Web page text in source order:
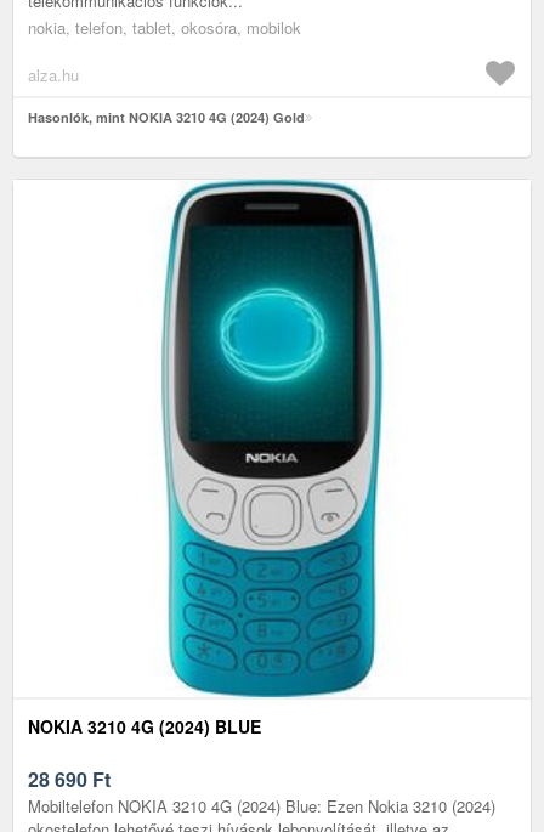
nokia, telefon, tablet, okosóra, mobilok
alza.hu
Hasonlók, mint NOKIA 3210 4G (2024) Gold
NOKIA 3210 4G (2024) BLUE
28 690 Ft
Mobiltelefon NOKIA 3210 4G (2024) Blue: Ezen Nokia 3210 (2024)